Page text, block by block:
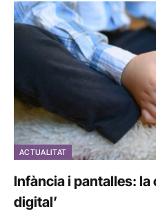
ACTUALITAT
Infància i pantalles: la
digital’